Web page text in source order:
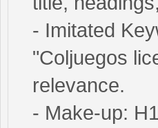
- Imitated
"Coljuegos
relevance.
- Make-up: